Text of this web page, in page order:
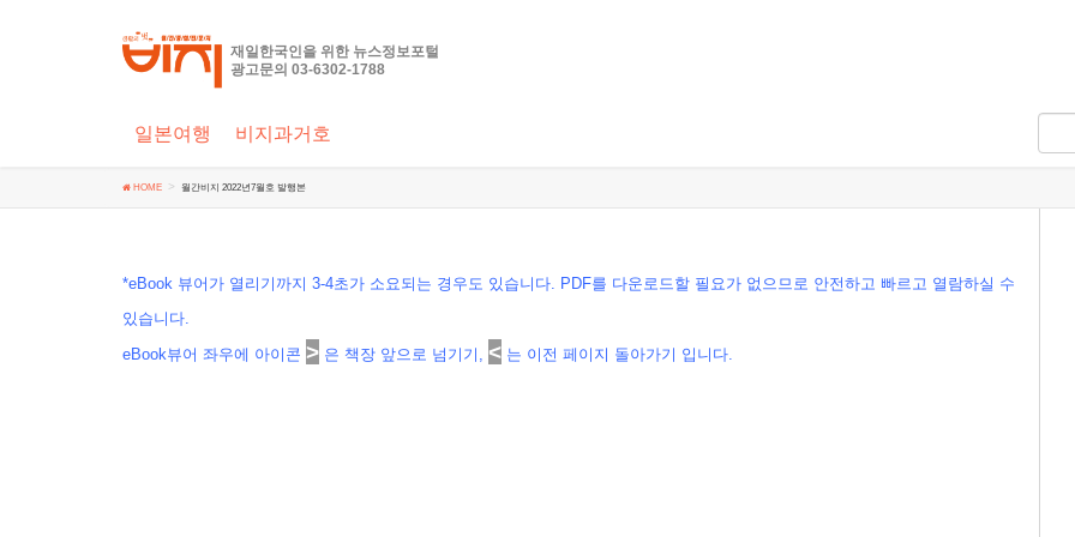
재일한국인을 위한 뉴스정보포털
광고문의 03-6302-1788
일본여행 비지과거호
HOME 월간비지 2022년7월호 발행본
*eBook 뷰어가 열리기까지 3-4초가 소요되는 경우도 있습니다. PDF를 다운로드할 필요가 없으므로 안전하고 빠르고 열람하실 수
있습니다.
eBook뷰어 좌우에 아이콘 > 은 책장 앞으로 넘기기, < 는 이전 페이지 돌아가기 입니다.